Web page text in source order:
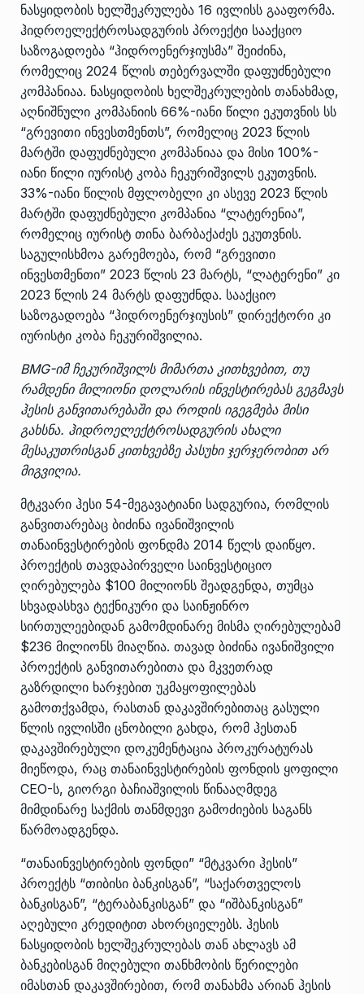
ნასყიდობის ხელშეკრულება 16 ივლისს გააფორმა.
ჰიდროელექტროსადგურის პროექტი სააქციო
საზოგადოება “ჰიდროენერჯიუსმა” შეიძინა,
რომელიც 2024 წლის თებერვალში დაფუძნებული
კომპანიაა. ნასყიდობის ხელშეკრულების თანახმად,
აღნიშნული კომპანიის 66%-იანი წილი ეკუთვნის სს
“გრევითი ინვესთმენთს”, რომელიც 2023 წლის
მარტში დაფუძნებული კომპანიაა და მისი 100%-
იანი წილი იურისტ კობა ჩეკურიშვილს ეკუთვნის.
33%-იანი წილის მფლობელი კი ასევე 2023 წლის
მარტში დაფუძნებული კომპანია “ლატერენია”,
რომელიც იურისტ თინა ბარბაქაძეს ეკუთვნის.
საგულისხმოა გარემოება, რომ “გრევითი
ინვესთმენთი” 2023 წლის 23 მარტს, “ლატერენი” კი
2023 წლის 24 მარტს დაფუძნდა. სააქციო
საზოგადოება “ჰიდროენერჯიუსის” დირექტორი კი
იურისტი კობა ჩეკურიშვილია.
BMG-იმ ჩეკურიშვილს მიმართა კითხვებით, თუ
რამდენი მილიონი დოლარის ინვესტირებას გეგმავს
ჰესის განვითარებაში და როდის იგეგმება მისი
გახსნა. ჰიდროელექტროსადგურის ახალი
მესაკუთრისგან კითხვებზე პასუხი ჯერჯერობით არ
მიგვიღია.
მტკვარი ჰესი 54-მეგავატიანი სადგურია, რომლის
განვითარებაც ბიძინა ივანიშვილის
თანაინვესტირების ფონდმა 2014 წელს დაიწყო.
პროექტის თავდაპირველი საინვესტიციო
ღირებულება $100 მილიონს შეადგენდა, თუმცა
სხვადასხვა ტექნიკური და საინჟინრო
სირთულეებიდან გამომდინარე მისმა ღირებულებამ
$236 მილიონს მიაღწია. თავად ბიძინა ივანიშვილი
პროექტის განვითარებითა და მკვეთრად
გაზრდილი ხარჯებით უკმაყოფილებას
გამოთქვამდა, რასთან დაკავშირებითაც გასული
წლის ივლისში ცნობილი გახდა, რომ ჰესთან
დაკავშირებული დოკუმენტაცია პროკურატურას
მიეწოდა, რაც თანაინვესტირების ფონდის ყოფილი
CEO-ს, გიორგი ბაჩიაშვილის წინააღმდეგ
მიმდინარე საქმის თანმდევი გამოძიების საგანს
წარმოადგენდა.
“თანაინვესტირების ფონდი” “მტკვარი ჰესის”
პროექტს “თიბისი ბანკისგან”, “საქართველოს
ბანკისგან”, “ტერაბანკისგან” და “იშბანკისგან”
აღებული კრედიტით ახორციელებს. ჰესის
ნასყიდობის ხელშეკრულებას თან ახლავს ამ
ბანკებისგან მიღებული თანხმობის წერილები
იმასთან დაკავშირებით, რომ თანახმა არიან ჰესის